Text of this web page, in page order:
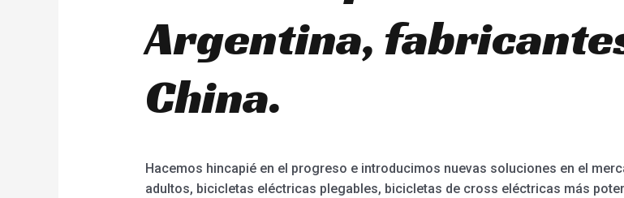
Argentina,
China.
Hacemos hincapié en el progreso e introducimos nuevas soluciones en el
adultos, bicicletas eléctricas plegables, bicicletas de cross eléctricas más